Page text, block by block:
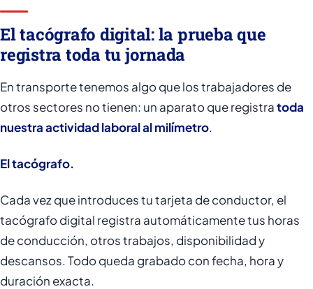
El tacógrafo digital: la prueba que
registra toda tu jornada
En transporte tenemos algo que los trabajadores de
otros sectores no tienen: un aparato que registratoda
nuestra actividad laboral al milímetro.
El tacógrafo.
Cada vez que introduces tu tarjeta de conductor, el
tacógrafo digital registra automáticamente tus horas
de conducción, otros trabajos, disponibilidad y
descansos. Todo queda grabado con fecha, hora y
duración exacta.